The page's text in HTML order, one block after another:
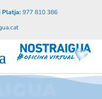
Platja:977 810 386